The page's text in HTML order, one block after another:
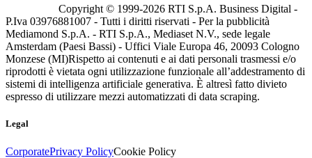
Copyright © 1999-2026 RTI S.p.A. Business Digital -
P.Iva 03976881007 - Tutti i diritti riservati - Per la pubblicità
Mediamond S.p.A. - RTI S.p.A., Mediaset N.V., sede legale
Amsterdam (Paesi Bassi) - Uffici Viale Europa 46, 20093 Cologno
Monzese (MI)Rispetto ai contenuti e ai dati personali trasmessi e/o
riprodotti è vietata ogni utilizzazione funzionale all’addestramento di
sistemi di intelligenza artificiale generativa. È altresì fatto divieto
espresso di utilizzare mezzi automatizzati di data scraping.
Legal
CorporatePrivacy PolicyCookie Policy